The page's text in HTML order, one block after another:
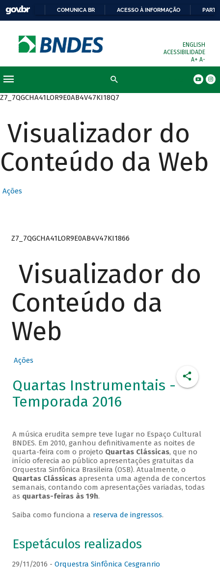
COMUNICA BR ACESSO À INFORMAÇÃO
ENGLISH
ACESSIBILIDADE
A+ A-
Z7_7QGCHA41LOR9E0AB4V47KI18Q7
Visualizador do
Conteúdo da Web
Ações
Z7_7QGCHA41LOR9E0AB4V47KI1866
Visualizador do
Conteúdo da
Web
Ações
Quartas Instrumentais -
Temporada 2016
A música erudita sempre teve lugar no Espaço Cultural
BNDES. Em 2010, ganhou definitivamente as noites de
quarta-feira com o projeto Quartas Clássicas, que no
início oferecia ao público apresentações gratuitas da
Orquestra Sinfônica Brasileira (OSB). Atualmente, o
Quartas Clássicasapresenta uma agenda de concertos
semanais, contando com apresentações variadas, todas
as quartas-feiras às 19h.
Saiba como funciona a reserva de ingressos.
Espetáculos realizados
29/11/2016 - Orquestra Sinfônica Cesgranrio